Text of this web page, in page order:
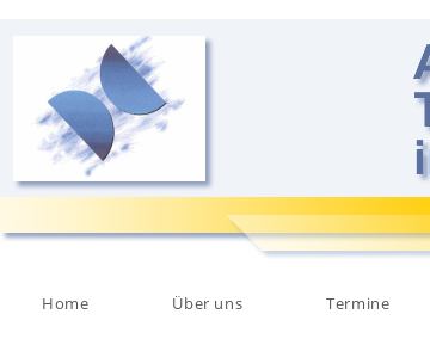
Home Über uns Termine